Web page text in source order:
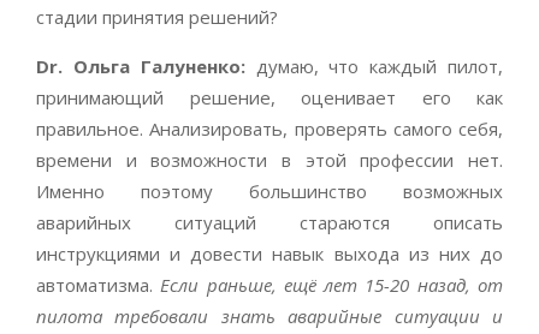
стадии принятия решений?
Dr. Ольга Галуненко:думаю, что каждый пилот,
принимающий решение, оценивает его как
правильное. Анализировать, проверять самого себя,
времени и возможности в этой профессии нет.
Именно поэтому большинство возможных
аварийных ситуаций стараются описать
инструкциями и довести навык выхода из них до
автоматизма.Если раньше, ещё лет 15-20 назад, от
пилота требовали знать аварийные ситуации и